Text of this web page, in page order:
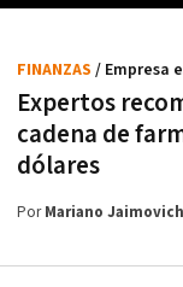
Expertos
cadena de
dólares
FINANZAS / Empresa
PorMariano Jaimovich